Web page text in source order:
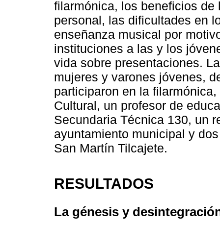
filarmónica, los beneficios
personal, las dificultades en
enseñanza musical por
instituciones a las y los
vida sobre presentaciones.
mujeres y varones jóvenes,
participaron en la
Cultural, un profesor de
Secundaria Técnica 130, un
ayuntamiento municipal y
San Martín Tilcajete.
RESULTADOS
La génesis y